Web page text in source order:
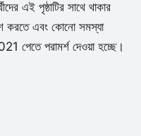
এই পৃষ্ঠাটির সাথে থাকার
করতে এবং কোনো সমস্যা
পেতে পরামর্শ দেওয়া হচ্ছে।